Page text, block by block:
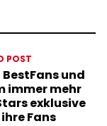
POST
und
immer mehr
exklusive
Fans